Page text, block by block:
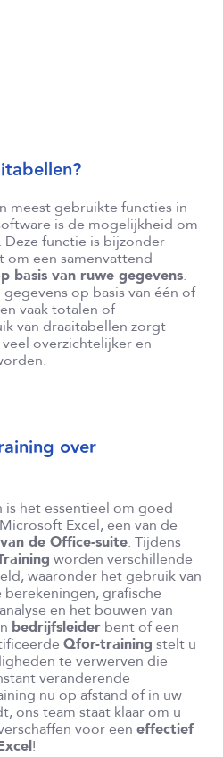
meest gebruikte functies in
is de mogelijkheid om
. Deze functie is bijzonder
om een samenvattend
basis van ruwe gegevens.
op basis van één of
vaak totalen of
van draaitabellen zorgt
overzichtelijker en
over
het essentieel om goed
Excel, een van de
de Office-suite. Tijdens
worden verschillende
waaronder het gebruik van
grafische
en het bouwen van
bedrijfsleider bent of een
Qfor-training stelt u
te verwerven die
veranderende
nu op afstand of in uw
ons team staat klaar om u
voor een effectief
!